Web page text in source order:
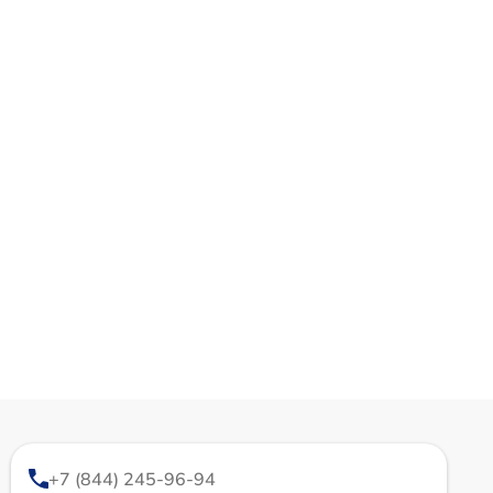
+7 (844) 245-96-94